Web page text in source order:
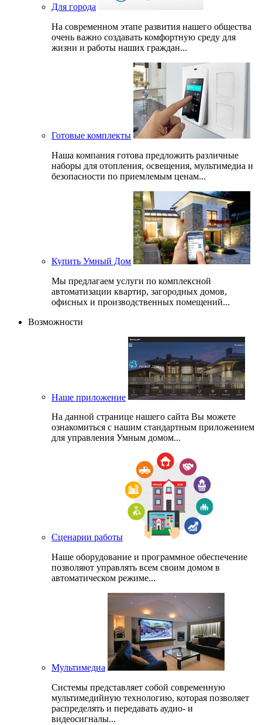
Для города
На современном этапе развития нашего общеcтва
очень важно создавать комфортную среду для
жизни и работы наших граждан...
Готовые комплекты
Наша компания готова предложить различные
наборы для отопления, освещения, мультимедиа и
безопасности по приемлемым ценам...
Купить Умный Дом
Мы предлагаем услуги по комплексной
автоматизации квартир, загородных домов,
офисных и производственных помещений...
Возможности
Наше приложение
На данной странице нашего сайта Вы можете
ознакомиться с нашим стандартным приложением
для управления Умным домом...
Сценарии работы
Наше оборудование и программное обеспечение
позволяют управлять всем своим домом в
автоматическом режиме...
Мультимедиа
Системы представляет собой современную
мультимедийную технологию, которая позволяет
распределять и передавать аудио- и
видеосигналы...